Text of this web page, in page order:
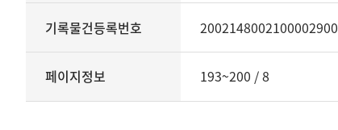
기록물건등록번호 2002148002100002900
페이지정보 193~200 / 8